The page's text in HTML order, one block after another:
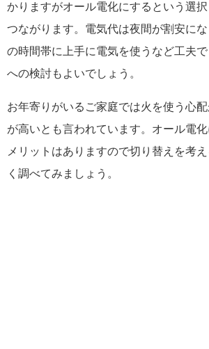
かりますがオール電化にするという選
つながります。電気代は夜間が割安に
の時間帯に上手に電気を使うなど工夫
への検討もよいでしょう。
お年寄りがいるご家庭では火を使う心
が高いとも言われています。オール電
メリットはありますので切り替えを考
く調べてみましょう。